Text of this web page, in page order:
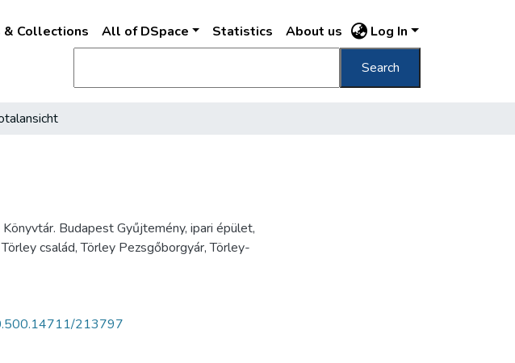
& Collections All of DSpace Statistics About us Log In
Search
Budapest Gyűjtemény, ipari épület,
család, Törley Pezsgőborgyár, Törley-
213797